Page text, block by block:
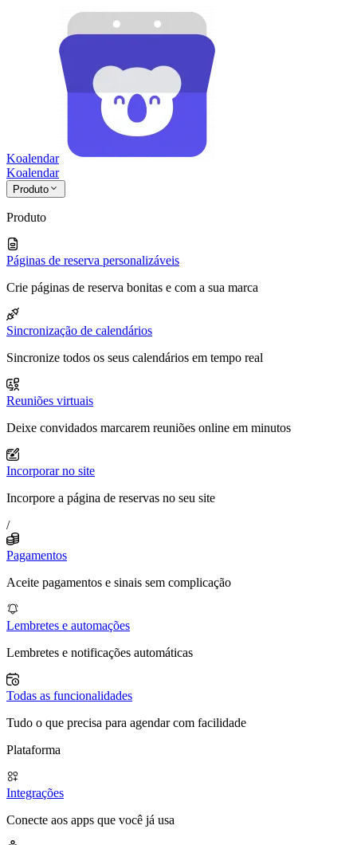
Koalendar
Koalendar
Produto
Produto
Páginas de reserva personalizáveis
Crie páginas de reserva bonitas e com a sua marca
Sincronização de calendários
Sincronize todos os seus calendários em tempo real
Reuniões virtuais
Deixe convidados marcarem reuniões online em minutos
Incorporar no site
Incorpore a página de reservas no seu site
/
Pagamentos
Aceite pagamentos e sinais sem complicação
Lembretes e automações
Lembretes e notificações automáticas
Todas as funcionalidades
Tudo o que precisa para agendar com facilidade
Plataforma
Integrações
Conecte aos apps que você já usa